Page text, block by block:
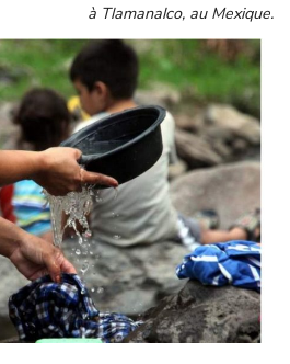
à Tlamanalco, au Mexique.